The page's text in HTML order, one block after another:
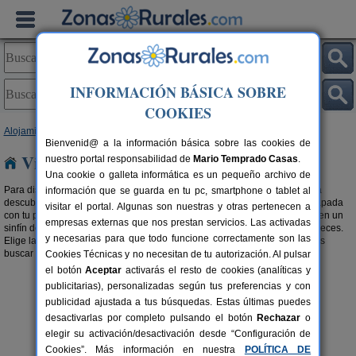
Alojamientos
Viviendas turísticas en Soria
Para disfrutar de tu estancia en tu alojamiento en cualquier estación, para
descubrir el destino que tenías ganas de conocer, para celebrar una escapada
con tu pareja, familia o amigos, las
te ofrecen un
sinfín de posibilidades para que disfrutes de tusvacacionescomo te mereces.
Elige la que más se adapte a tus necesidades. También te recomendamos
buscar en nuestra selección deApartamentos en Soria.
INFORMACIÓN BÁSICA SOBRE
COOKIES
Bienvenid@ a la información básica sobre las cookies de
nuestro portal responsabilidad de Mario Temprado Casas.
Una cookie o galleta informática es un pequeño archivo de
información que se guarda en tu pc, smartphone o tablet al
visitar el portal. Algunas son nuestras y otras pertenecen a
empresas externas que nos prestan servicios. Las activadas
y necesarias para que todo funcione correctamente son las
Cookies Técnicas y no necesitan de tu autorización. Al pulsar
el botónAceptar activarás el resto de cookies (analíticas y
publicitarias), personalizadas según tus preferencias y con
publicidad ajustada a tus búsquedas. Estas últimas puedes
desactivarlas por completo pulsando el botón Rechazar o
elegir su activación/desactivación desde “Configuración de
Cookies”. Más información en nuestra
POLÍTICA DE